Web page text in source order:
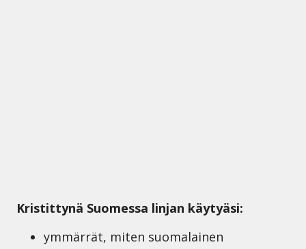
Kristittynä Suomessa linjan käytyäsi:
ymmärrät, miten suomalainen